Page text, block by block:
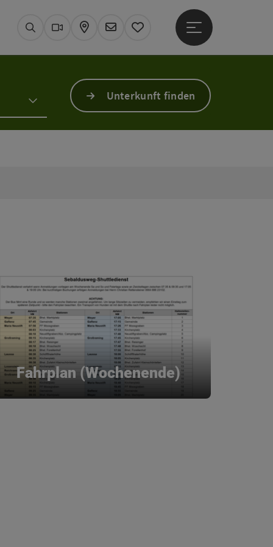
SuchenWebcams
KarteNewsletterMerkzettel
Hauptmenü öffnen
Unterkunft finden
Fahrplan (Wochenende)